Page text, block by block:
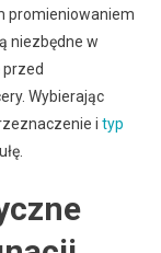
promieniowaniem
niezbędne w
Wybierając
i typ